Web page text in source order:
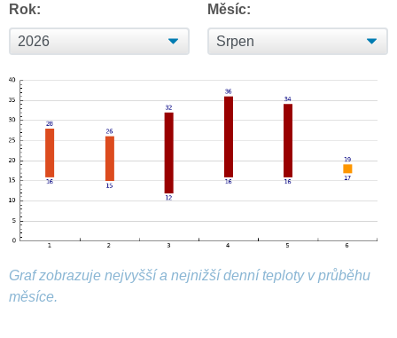
Rok: Měsíc:
Graf zobrazuje nejvyšší a nejnižší denní teploty v průběhu
měsíce.